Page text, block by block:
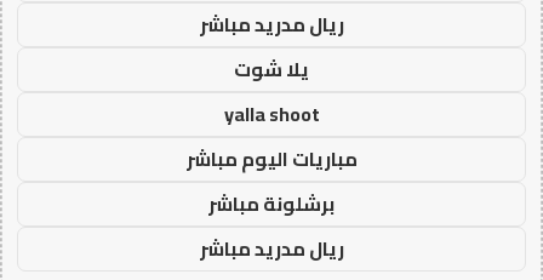
ريال مدريد مباشر
يلا شوت
yalla shoot
مباريات اليوم مباشر
برشلونة مباشر
ريال مدريد مباشر